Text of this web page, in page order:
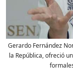
Gerardo Fernández
la República, ofreció